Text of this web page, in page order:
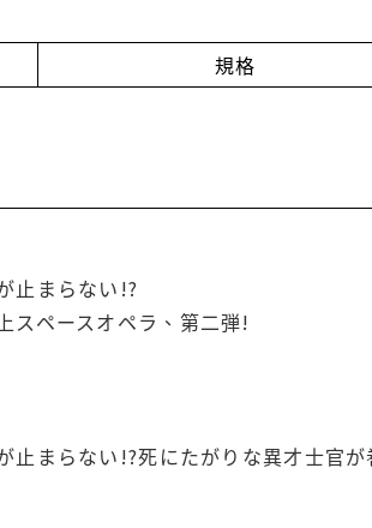
規格
止まらない!?
スペースオペラ、第二弾!
止まらない!?死にたがりな異才士官